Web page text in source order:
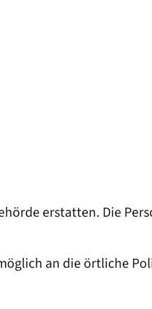
erstatten. Die
an die örtliche